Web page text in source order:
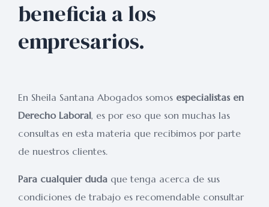
beneficia a los
empresarios.
En Sheila Santana Abogados somos especialistas en
Derecho Laboral, es por eso que son muchas las
consultas en esta materia que recibimos por parte
de nuestros clientes.
Para cualquier duda que tenga acerca de sus
condiciones de trabajo es recomendable consultar